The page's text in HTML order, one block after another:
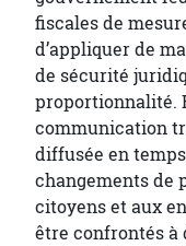
fiscales de
d’appliquer de
de sécurité
proportionnalité.
communication
diffusée en
changements de
citoyens et aux
être confrontés à